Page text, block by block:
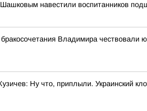
навестили воспитанников
Владимира чествовали
Ну что, приплыли. Украинский